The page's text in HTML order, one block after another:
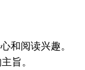
和阅读兴趣。
旨。